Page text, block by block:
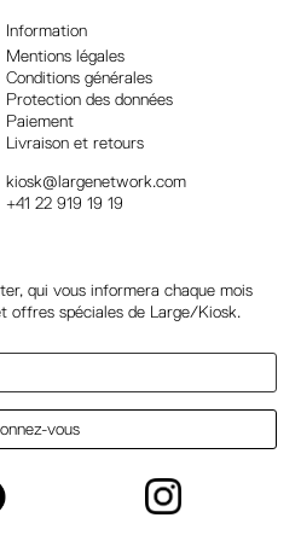
Information
Mentions légales
Conditions générales
Protection des données
Paiement
Livraison et retours
kiosk@largenetwork.com
+41 22 919 19 19
qui vous informera chaque mois
offres spéciales de Large/Kiosk.
vous